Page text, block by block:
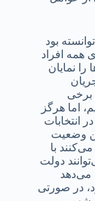
توانسته بود
همه افراد
نمایان
برخی
اما هرگز
انتخابات
وضعیت
با
دولت
می‌دهد
در صورتی